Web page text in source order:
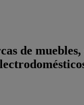
de muebles,